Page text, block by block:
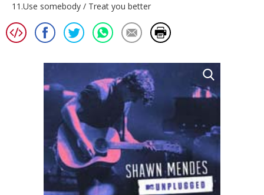
11.Use somebody / Treat you better